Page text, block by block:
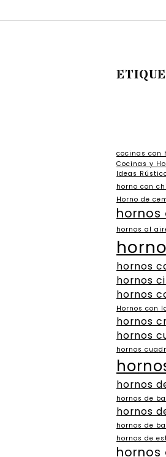
cocinas con
Cocinas y
Ideas
horno con
Horno de
hornos
hornos al
hornos
hornos
hornos
Hornos con
hornos
hornos
hornos
hornos
hornos de
hornos
hornos de
hornos de
hornos